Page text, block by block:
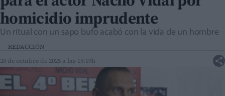
homicidio imprudente
Un ritual con un sapo bufo acabó con la vida de un hombre
REDACCIÓN
28 de octubre de 2025 a las 15:19h